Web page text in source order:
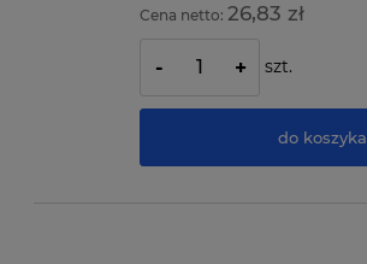
Cena netto:26,83 zł
- + szt.
do koszyka